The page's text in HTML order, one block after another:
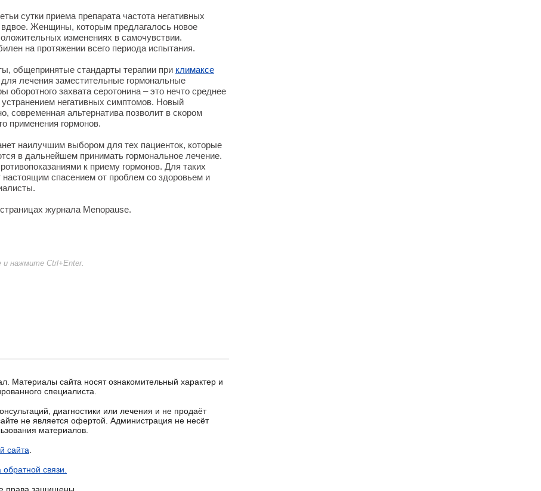
сутки приема препарата частота негативных
вдвое. Женщины, которым предлагалось новое
изменениях в самочувствии.
на протяжении всего периода испытания.
общепринятые стандарты терапии при климаксе
лечения заместительные гормональные
оборотного захвата серотонина – это нечто среднее
негативных симптомов. Новый
современная альтернатива позволит в скором
применения гормонов.
наилучшим выбором для тех пациенток, которые
в дальнейшем принимать гормональное лечение.
к приему гормонов. Для таких
настоящим спасением от проблем со здоровьем и
журнала Menopause.
нажмите Ctrl+Enter.
Материалы сайта носят ознакомительный характер и
специалиста.
диагностики или лечения и не продаёт
не является офертой. Администрация не несёт
материалов.
сайта
связи.